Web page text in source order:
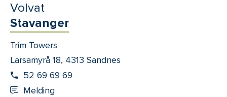
Volvat
Stavanger
Trim Towers
Larsamyrå 18, 4313 Sandnes
52 69 69 69
Melding